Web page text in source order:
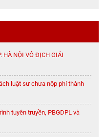
HÀ NỘI VÔ ĐỊCH GIẢI
luật sư chưa nộp phí thành
tuyên truyền, PBGDPL và